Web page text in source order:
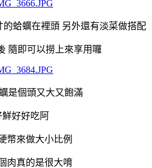
蛤蠣在裡頭 另外還有淡菜做搭配
隨即可以撈上來享用囉
是個頭又大又飽滿
鮮好好吃阿
幣來做大小比例
肉真的是很大唷